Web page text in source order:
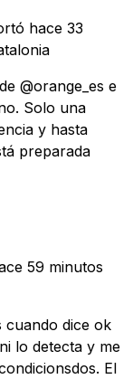
hace 33
@orange_es e
Solo una
y hasta
preparada
59 minutos
cuando dice ok
lo detecta y me
El